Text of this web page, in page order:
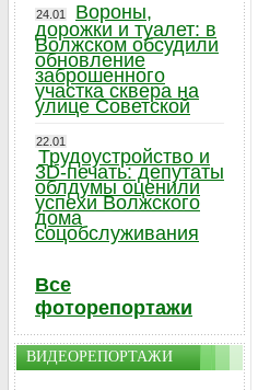
24.01
Вороны,
дорожки и туалет: в
Волжском обсудили
обновление
заброшенного
участка сквера на
улице Советской
22.01
Трудоустройство и
3D-печать: депутаты
облдумы оценили
успехи Волжского
дома
соцобслуживания
Все
фоторепортажи
ВИДЕОРЕПОРТАЖИ